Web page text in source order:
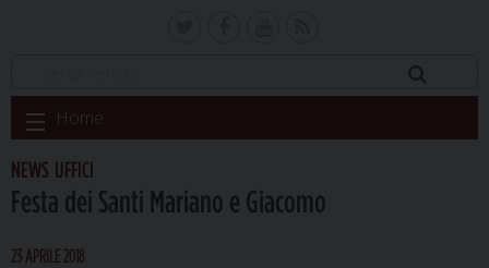
Skip
to
content
Home
NEWS UFFICI
Festa dei Santi Mariano e Giacomo
23 APRILE 2018